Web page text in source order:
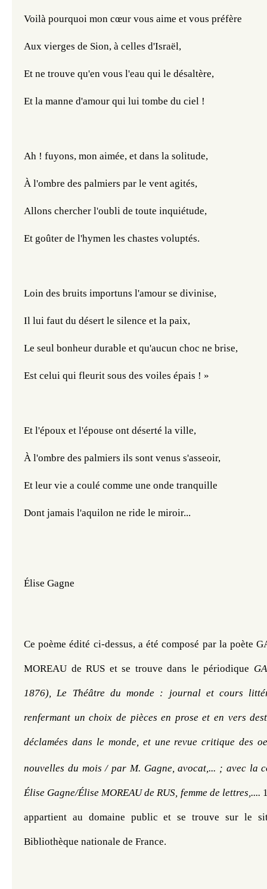
Voilà pourquoi mon cœur vous aime et vous préfère
Aux vierges de Sion, à celles d'Israël,
Et ne trouve qu'en vous l'eau qui le désaltère,
Et la manne d'amour qui lui tombe du ciel !
Ah ! fuyons, mon aimée, et dans la solitude,
À l'ombre des palmiers par le vent agités,
Allons chercher l'oubli de toute inquiétude,
Et goûter de l'hymen les chastes voluptés.
Loin des bruits importuns l'amour se divinise,
Il lui faut du désert le silence et la paix,
Le seul bonheur durable et qu'aucun choc ne brise,
Est celui qui fleurit sous des voiles épais ! »
Et l'époux et l'épouse ont déserté la ville,
À l'ombre des palmiers ils sont venus s'asseoir,
Et leur vie a coulé comme une onde tranquille
Dont jamais l'aquilon ne ride le miroir...
Élise Gagne
Ce poème édité ci-dessus, a été composé par la poète
MOREAU de RUS et se trouve dans le périodique
1876), Le Théâtre du monde : journal et cours
renfermant un choix de pièces en prose et en vers
déclamées dans le monde, et une revue critique des
nouvelles du mois / par M. Gagne, avocat,... ; avec la
Élise Gagne/Élise MOREAU de RUS, femme de lettres,....
appartient au domaine public et se trouve sur le
Bibliothèque nationale de France.